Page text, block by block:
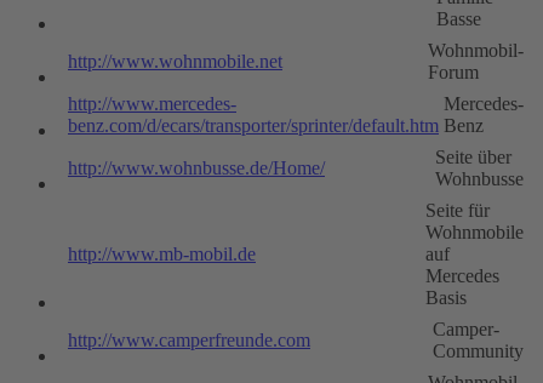
Basse
http://www.wohnmobile.net
Wohnmobil-
Forum
http://www.mercedes-
benz.com/d/ecars/transporter/sprinter/default.htm
Mercedes-
Benz
http://www.wohnbusse.de/Home/
Seite über
Wohnbusse
http://www.mb-mobil.de
Seite für
Wohnmobile
auf
Mercedes
Basis
http://www.camperfreunde.com
Camper-
Community